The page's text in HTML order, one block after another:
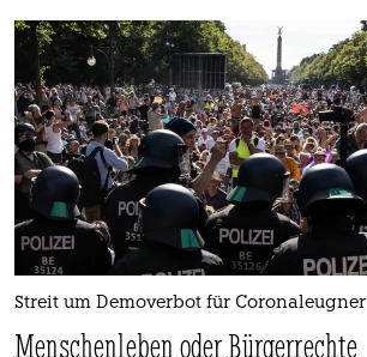
Streit um Demoverbot für Coronaleugner
Menschenleben oder Bürgerrechte